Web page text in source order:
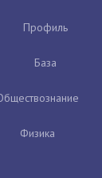
Профиль
База
Физика